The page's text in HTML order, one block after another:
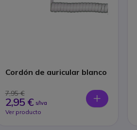
Cordón de auricular blanco
7,95 €
2,95 € s/Iva
Ver producto